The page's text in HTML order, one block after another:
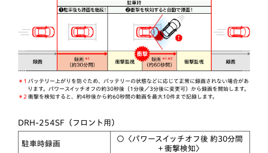
＊1 バッテリー上がりを防ぐため、バッテリーの状態などに応じて正常に録画されない場合があ
ります。パワースイッチオフの約30秒後（1分後／3分後に変更可）から録画を開始します。
＊2 衝撃を検知すると、約4秒後から約60秒間の動画を最大10件まで記録します。
DRH-254SF（フロント用）
駐車時録画
○〈パワースイッチオフ後 約30分間
＋衝撃検知〉